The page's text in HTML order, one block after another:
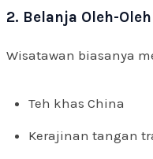
2. Belanja Oleh-Oleh
Wisatawan biasanya
Teh khas China
Kerajinan tangan